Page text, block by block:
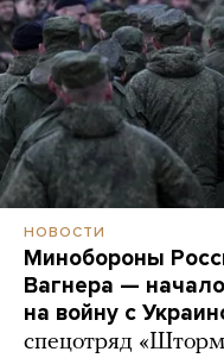
НОВОСТИ
Минобороны
Вагнера —
на войну с
спецотряд